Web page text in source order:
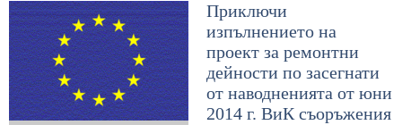
Приключи
изпълнението на
проект за ремонтни
дейности по засегнати
от наводненията от юни
2014 г. ВиК съоръжения